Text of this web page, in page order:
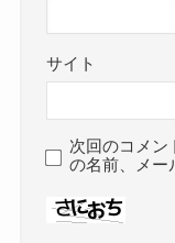
サイト
次回のコメン
の名前、メー